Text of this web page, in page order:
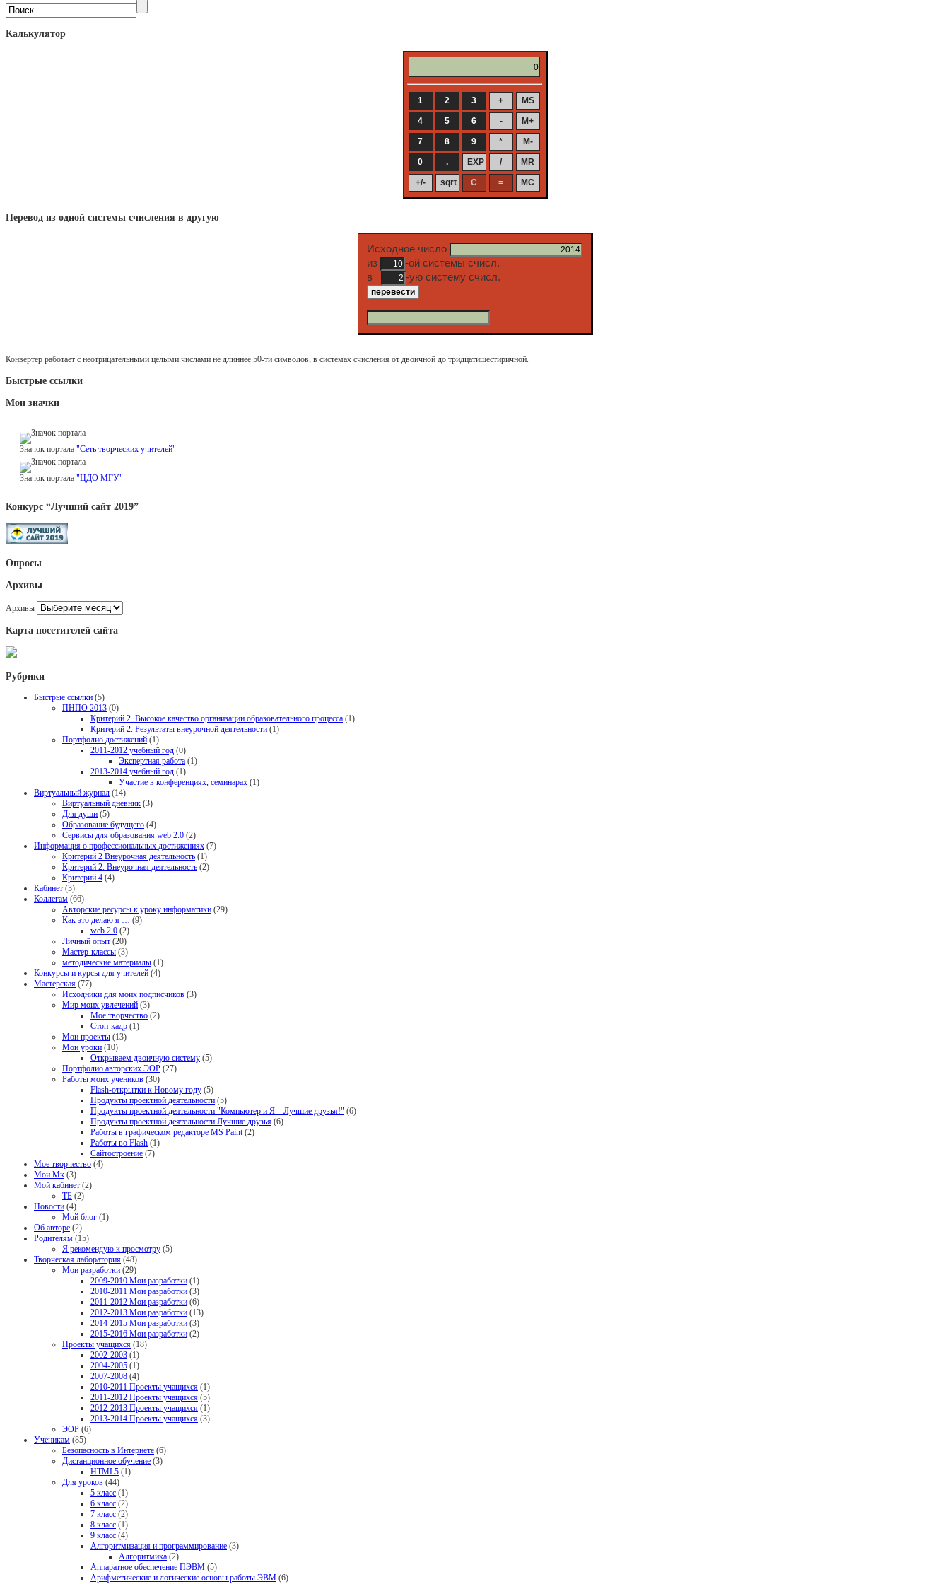
Калькулятор
Перевод из одной системы счисления в другую
Исходное число
из
-ой системы счисл.
в
-ую систему счисл.
Конвертер работает с неотрицательными целыми числами не длиннее 50-ти символов, в системах счисления от двоичной до тридцатишестиричной.
Быстрые ссылки
Мои значки
Значок портала "Сеть творческих учителей"
Значок портала "ЦДО МГУ"
Конкурс “Лучший сайт 2019”
Опросы
Архивы
Архивы
Карта посетителей сайта
Рубрики
Быстрые ссылки (5)
ПНПО 2013 (0)
Критерий 2. Высокое качество организации образовательного процесса (1)
Критерий 2. Результаты внеурочной деятельности (1)
Портфолио достижений (1)
2011-2012 учебный год (0)
Экспертная работа (1)
2013-2014 учебный год (1)
Участие в конференциях, семинарах (1)
Виртуальный журнал (14)
Виртуальный дневник (3)
Для души (5)
Образование будущего (4)
Сервисы для образования web 2.0 (2)
Информация о профессиональных достижениях (7)
Критерий 2 Внеурочная деятельность (1)
Критерий 2. Внеурочная деятельность (2)
Критерий 4 (4)
Кабинет (3)
Коллегам (66)
Авторские ресурсы к уроку информатики (29)
Как это делаю я … (9)
web 2.0 (2)
Личный опыт (20)
Мастер-классы (3)
методические материалы (1)
Конкурсы и курсы для учителей (4)
Мастерская (77)
Исходники для моих подписчиков (3)
Мир моих увлечений (3)
Мое творчество (2)
Стоп-кадр (1)
Мои проекты (13)
Мои уроки (10)
Открываем двоичную систему (5)
Портфолио авторских ЭОР (27)
Работы моих учеников (30)
Flash-открытки к Новому году (5)
Продукты проектной деятельности (5)
Продукты проектной деятельности "Компьютер и Я – Лучшие друзья!" (6)
Продукты проектной деятельности Лучшие друзья (6)
Работы в графическом редакторе MS Paint(2)
Работы во Flash (1)
Сайтостроение (7)
Мое творчество (4)
Мои Мк (3)
Мой кабинет (2)
ТБ (2)
Новости (4)
Мой блог (1)
Об авторе (2)
Родителям (15)
Я рекомендую к просмотру (5)
Творческая лаборатория (48)
Мои разработки (29)
2009-2010 Мои разработки (1)
2010-2011 Мои разработки (3)
2011-2012 Мои разработки (6)
2012-2013 Мои разработки (13)
2014-2015 Мои разработки (3)
2015-2016 Мои разработки (2)
Проекты учащихся (18)
2002-2003 (1)
2004-2005 (1)
2007-2008 (4)
2010-2011 Проекты учащихся (1)
2011-2012 Проекты учащихся (5)
2012-2013 Проекты учащихся (1)
2013-2014 Проекты учащихся (3)
ЭОР (6)
Ученикам (85)
Безопасность в Интернете (6)
Дистанционное обучение (3)
HTML5 (1)
Для уроков (44)
5 класс (1)
6 класс (2)
7 класс (2)
8 класс (1)
9 класс (4)
Алгоритмизация и программирование (3)
Алгоритмика (2)
Аппаратное обеспечение ПЭВМ (5)
Арифметические и логические основы работы ЭВМ (6)